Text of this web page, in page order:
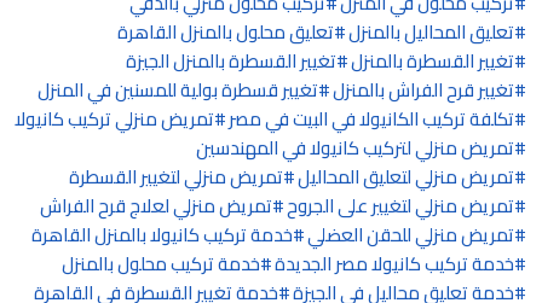
تعليق المحاليل بالمنزل تعليق محلول بالمنزل القاهرة
تغيير القسطرة بالمنزل تغيير القسطرة بالمنزل الجيزة
تغيير قرح الفراش بالمنزل تغيير قسطرة بولية للمسنين في المنزل
تكلفة تركيب الكانيولا في البيت في مصر تمريض منزلي تركيب كانيولا
تمريض منزلي لتركيب كانيولا في المهندسين
تمريض منزلي لتعليق المحاليل تمريض منزلي لتغيير القسطرة
تمريض منزلي لتغيير على الجروح تمريض منزلي لعلاج قرح الفراش
تمريض منزلي للحقن العضلي خدمة تركيب كانيولا بالمنزل القاهرة
خدمة تركيب كانيولا مصر الجديدة خدمة تركيب محلول بالمنزل
خدمة تعليق محاليل في الجيزة خدمة تغيير القسطرة في القاهرة